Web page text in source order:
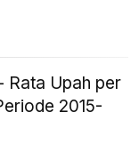
Rata Upah per
2015-